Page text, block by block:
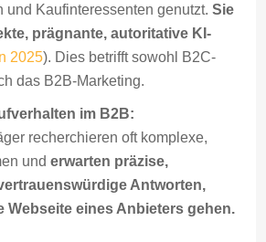
und Kaufinteressenten genutzt.Sie
prägnante, autoritative KI-
2025). Dies betrifft sowohl B2C-
das B2B-Marketing.
im B2B:
recherchieren oft komplexe,
underwarten präzise,
Antworten,
Webseite eines Anbieters gehen.